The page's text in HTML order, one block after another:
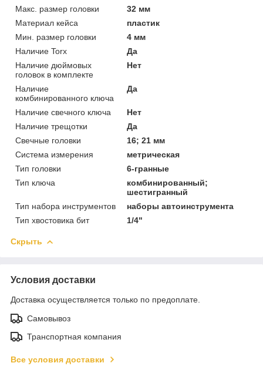
Макс. размер головки
32 мм
Материал кейса
пластик
Мин. размер головки
4 мм
Наличие Torx
Да
Наличие дюймовых
головок в комплекте
Нет
Наличие
комбинированного ключа
Да
Наличие свечного ключа
Нет
Наличие трещотки
Да
Свечные головки
16; 21 мм
Система измерения
метрическая
Тип головки
6-гранные
Тип ключа
комбинированный;
шестигранный
Тип набора инструментов
наборы автоинструмента
Тип хвостовика бит
1/4"
Скрыть
Условия доставки
Доставка осуществляется только по предоплате.
Самовывоз
Транспортная компания
Все условия доставки